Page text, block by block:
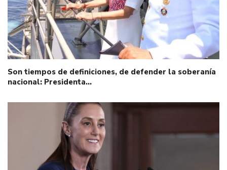
Son tiempos de definiciones, de defender la soberanía
nacional: Presidenta…